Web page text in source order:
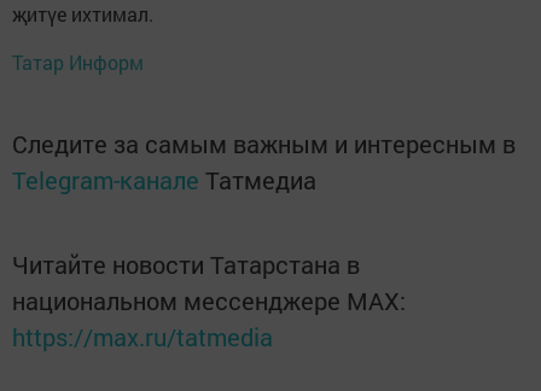
җитүе ихтимал.
Татар Информ
Следите за самым важным и интересным в
Telegram-канале Татмедиа
Читайте новости Татарстана в
национальном мессенджере MАХ:
https://max.ru/tatmedia